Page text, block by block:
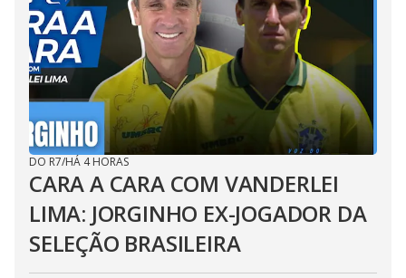
DO R7/HÁ 4 HORAS
CARA A CARA COM VANDERLEI
LIMA: JORGINHO EX-JOGADOR DA
SELEÇÃO BRASILEIRA